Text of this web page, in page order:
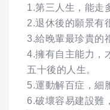
1.第三人生，能走
2.退休後的願景有
3.給晚輩最珍貴的
4.擁有自主能力，
五十後的人生。
5.運動解百症，細
6.破壞容易建設難